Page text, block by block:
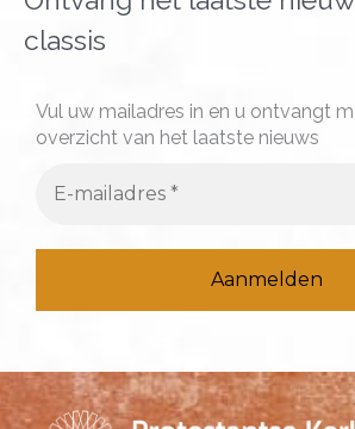
n
classis
Vul uw mailadres in en u ontvangt
overzicht van het laatste nieuws